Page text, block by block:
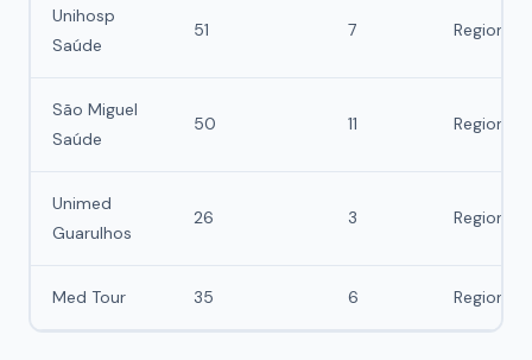
Unihosp
Saúde
51 7 Regional
São Miguel
Saúde
50 11 Regional
Unimed
Guarulhos
26 3 Regional
Med Tour 35 6 Regional